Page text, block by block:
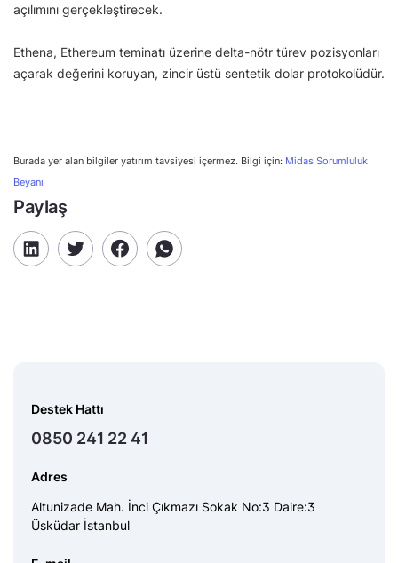
açılımını gerçekleştirecek.
Ethena, Ethereum teminatı üzerine delta-nötr türev pozisyonları
açarak değerini koruyan, zincir üstü sentetik dolar protokolüdür.
Burada yer alan bilgiler yatırım tavsiyesi içermez. Bilgi için: Midas Sorumluluk
Beyanı
Paylaş
Destek Hattı
0850 241 22 41
Adres
Altunizade Mah. İnci Çıkmazı Sokak No:3 Daire:3
Üsküdar İstanbul